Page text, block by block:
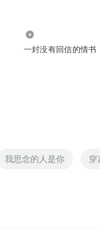
一封没有回信的情书
我思念的人是你 穿越